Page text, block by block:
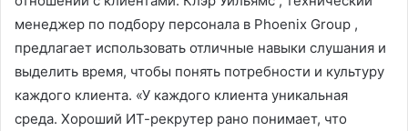
менеджер по подбору персонала в Phoenix Group ,
предлагает использовать отличные навыки слушания и
выделить время, чтобы понять потребности и культуру
каждого клиента. «У каждого клиента уникальная
среда. Хороший ИТ-рекрутер рано понимает, что